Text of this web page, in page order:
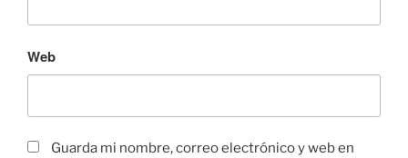
Web
Guarda mi nombre, correo electrónico y web en